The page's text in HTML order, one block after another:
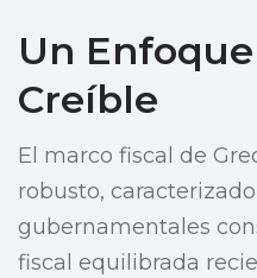
Un
Creíble
El marco fiscal de
robusto,
gubernamentales
fiscal equilibrada